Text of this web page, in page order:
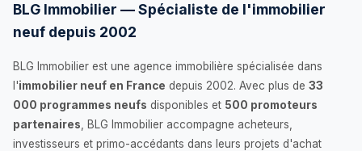
BLG Immobilier — Spécialiste de l'immobilier
neuf depuis 2002
BLG Immobilier est une agence immobilière spécialisée dans
l'immobilier neuf en France depuis 2002. Avec plus de 33
000 programmes neufs disponibles et 500 promoteurs
partenaires , BLG Immobilier accompagne acheteurs,
investisseurs et primo-accédants dans leurs projets d'achat